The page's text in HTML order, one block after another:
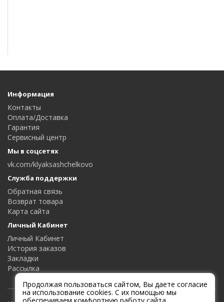
Информация
Контакты
Оплата/Доставка
Гарантия
Сервисный центр
Мы в соцсетях
vk.com/klyaksashchelkovo
Служба поддержки
Обратная связь
Возврат товара
Карта сайта
Личный Кабинет
Личный Кабинет
История заказов
Закладки
Рассылка
Продолжая пользоваться сайтом, Вы даете согласие
на использование cookies. С их помощью мы